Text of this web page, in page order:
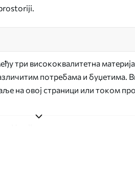
три висококвалитетна
потребама и буџетима.
на овој страници или током